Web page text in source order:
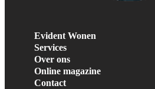
Evident Wonen
Services
Over ons
Online magazine
Contact